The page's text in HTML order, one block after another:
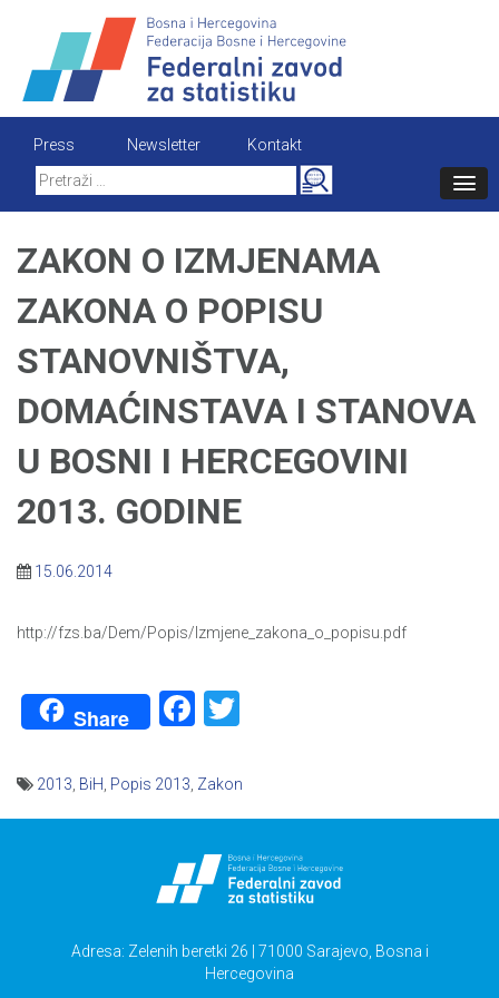
content
Press Newsletter
Kontakt
Search
for:
ZAKON O IZMJENAMA
ZAKONA O POPISU
STANOVNIŠTVA,
DOMAĆINSTAVA I STANOVA
U BOSNI I HERCEGOVINI
2013. GODINE
15.06.2014
http://fzs.ba/Dem/Popis/Izmjene_zakona_o_popisu.pdf
Share Facebook
2013 BiH Popis 2013 Zakon
Adresa: Zelenih beretki 26 | 71000 Sarajevo, Bosna i
Hercegovina